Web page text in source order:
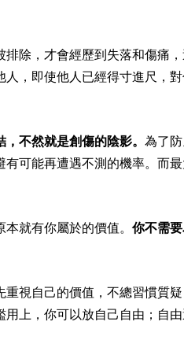
除，才會經歷到失落和傷痛
，即使他人已經得寸進尺，
，不然就是創傷的陰影。為了
可能再遭遇不測的機率。而
本就有你屬於的價值。你不需
視自己的價值，不總習慣質
上，你可以放自己自由；自